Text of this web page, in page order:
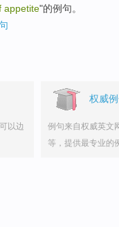
appetite"的例句。
以边
权威
例句来自权威英文
等，提供最专业的